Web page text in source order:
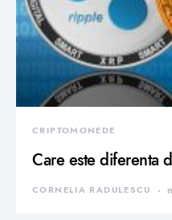
CRIPTOMONEDE
Care este diferenta
CORNELIA RADULESCU